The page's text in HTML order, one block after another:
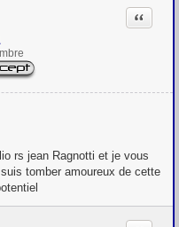
Citation
rs jean Ragnotti et je vous
tomber amoureux de cette